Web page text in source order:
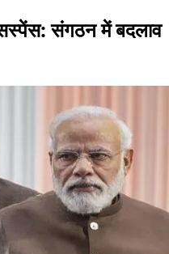
संगठन में बदलाव